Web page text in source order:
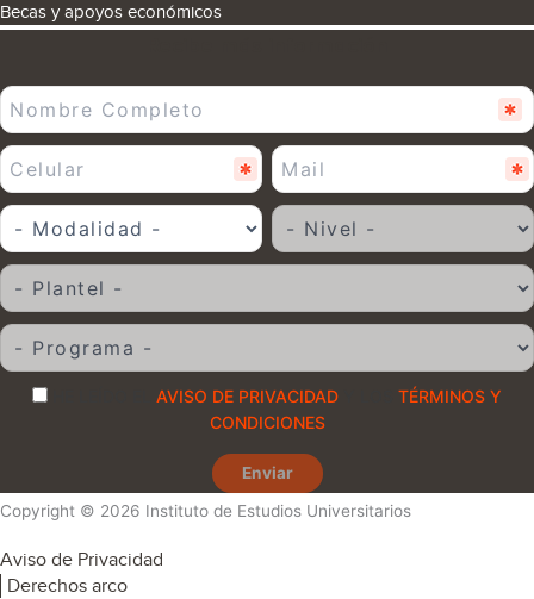
Becas y apoyos económicos
AVISO DE PRIVACIDAD
TÉRMINOS Y
CONDICIONES
Enviar
Copyright © 2026 Instituto de Estudios Universitarios
Aviso de Privacidad
Derechos arco